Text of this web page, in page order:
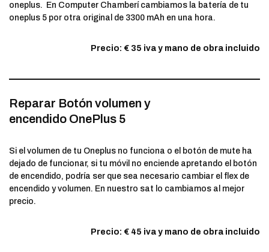
oneplus. En Computer Chamberí cambiamos la batería de tu
oneplus 5 por otra original de 3300 mAh en una hora.
Precio: € 35 iva y mano de obra incluido
Reparar Botón volumen y
encendido OnePlus 5
Si el volumen de tu Oneplus no funciona o el botón de mute ha
dejado de funcionar, si tu móvil no enciende apretando el botón
de encendido, podría ser que sea necesario cambiar el flex de
encendido y volumen. En nuestro sat lo cambiamos al mejor
precio.
Precio: € 45 iva y mano de obra incluido